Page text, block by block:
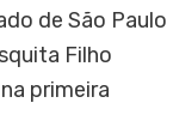
de São Paulo
Filho
primeira